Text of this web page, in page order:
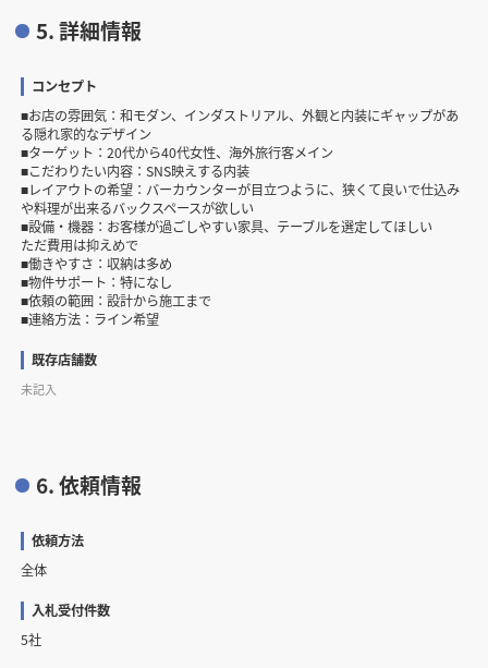
5. 詳細情報
コンセプト
■お店の雰囲気：和モダン、インダストリアル、外観と内装にギャップがあ
る隠れ家的なデザイン
■ターゲット：20代から40代女性、海外旅行客メイン
■こだわりたい内容：SNS映えする内装
■レイアウトの希望：バーカウンターが目立つように、狭くて良いで仕込み
や料理が出来るバックスペースが欲しい
■設備・機器：お客様が過ごしやすい家具、テーブルを選定してほしい
ただ費用は抑えめで
■働きやすさ：収納は多め
■物件サポート：特になし
■依頼の範囲：設計から施工まで
■連絡方法：ライン希望
既存店舗数
未記入
6. 依頼情報
依頼方法
全体
入札受付件数
5社